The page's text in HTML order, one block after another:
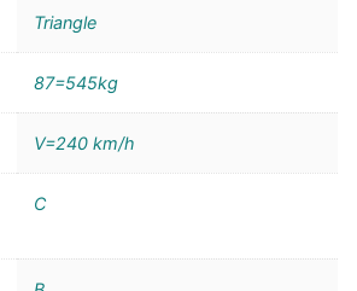
Triangle
87=545kg
V=240 km/h
C